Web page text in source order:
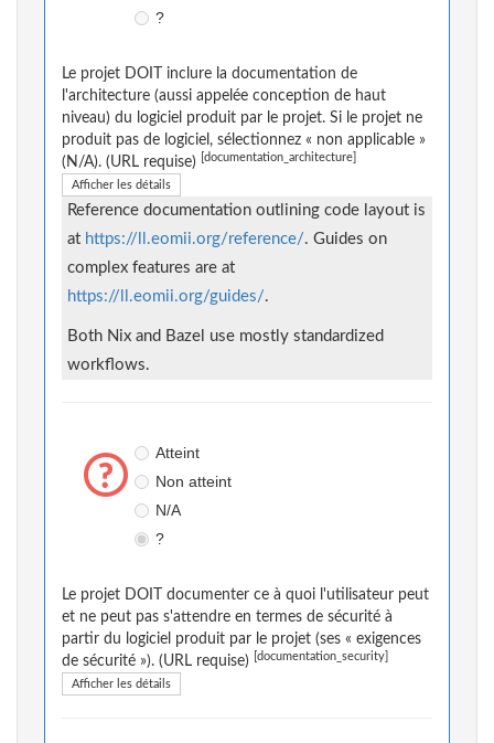
?
Le projet DOIT inclure la documentation de
l'architecture (aussi appelée conception de haut
niveau) du logiciel produit par le projet. Si le projet ne
produit pas de logiciel, sélectionnez « non applicable »
(N/A). (URL requise)
[documentation_architecture]
Afficher les détails
Reference documentation outlining code layout is
at https://ll.eomii.org/reference/. Guides on
complex features are at
https://ll.eomii.org/guides/.
Both Nix and Bazel use mostly standardized
workflows.
Atteint
Non atteint
N/A
?
Le projet DOIT documenter ce à quoi l'utilisateur peut
et ne peut pas s'attendre en termes de sécurité à
partir du logiciel produit par le projet (ses « exigences
de sécurité »). (URL requise)
[documentation_security]
Afficher les détails